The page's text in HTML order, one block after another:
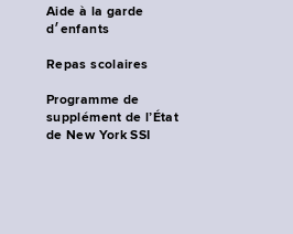
Aide à la garde
d׳enfants
Repas scolaires
Programme de
supplément de l’État
de New York SSI